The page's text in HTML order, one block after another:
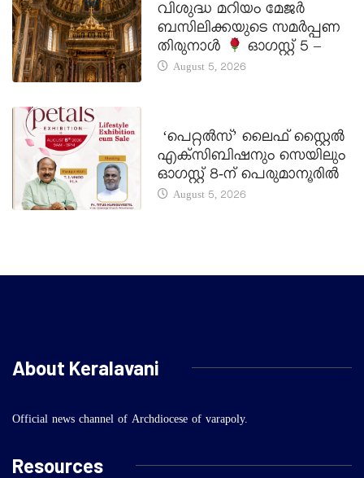
വിശുദ്ധ മറിയം മേജർ
ബസിലിക്കയുടെ സമർപ്പണ
തിരുനാൾ
ഓഗസ്റ്റ് 5 –
August 5, 2026
‘പെറ്റൽസ്’ ലൈഫ് സ്റ്റൈൽ
എക്സിബിഷനും സെയിലും
ഓഗസ്റ്റ് 8-ന് പെരുമാനൂരിൽ
August 5, 2026
About Keralavani
Official news channel of Archdiocese of varapoly.
Resources